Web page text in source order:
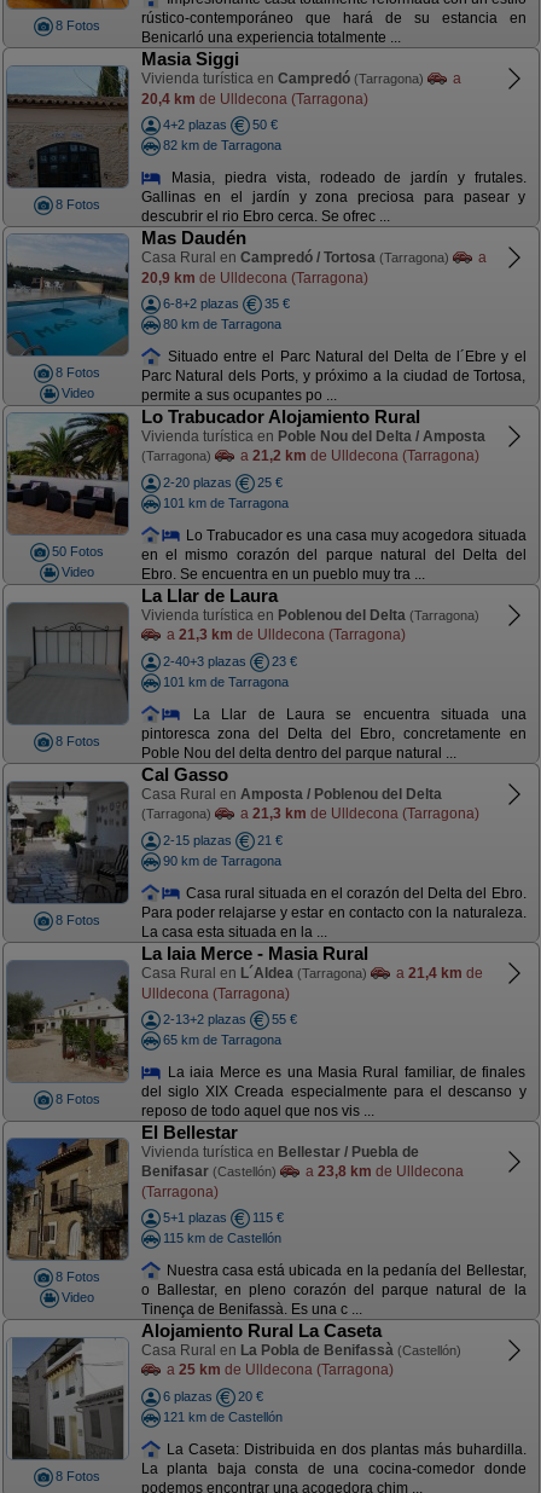
8 Fotos
rústico-contemporáneo que hará de su estancia en
Benicarló una experiencia totalmente ...
8 Fotos
Masia Siggi
Vivienda turística en Campredó (Tarragona)
a
20,4 km de Ulldecona (Tarragona)
4+2 plazas
50 €
82 km de Tarragona
Masia, piedra vista, rodeado de jardín y frutales.
Gallinas en el jardín y zona preciosa para pasear y
descubrir el rio Ebro cerca. Se ofrec ...
8 Fotos
Video
Mas Daudén
Casa Rural en Campredó / Tortosa (Tarragona)
a
20,9 km de Ulldecona (Tarragona)
6-8+2 plazas
35 €
80 km de Tarragona
Situado entre el Parc Natural del Delta de l´Ebre y el
Parc Natural dels Ports, y próximo a la ciudad de Tortosa,
permite a sus ocupantes po ...
50 Fotos
Video
Lo Trabucador Alojamiento Rural
Vivienda turística en Poble Nou del Delta / Amposta
(Tarragona) a 21,2 km de Ulldecona (Tarragona)
2-20 plazas
25 €
101 km de Tarragona
Lo Trabucador es una casa muy acogedora situada
en el mismo corazón del parque natural del Delta del
Ebro. Se encuentra en un pueblo muy tra ...
8 Fotos
La Llar de Laura
Vivienda turística en Poblenou del Delta (Tarragona)
a 21,3 km de Ulldecona (Tarragona)
2-40+3 plazas
23 €
101 km de Tarragona
La Llar de Laura se encuentra situada una
pintoresca zona del Delta del Ebro, concretamente en
Poble Nou del delta dentro del parque natural ...
8 Fotos
Cal Gasso
Casa Rural en Amposta / Poblenou del Delta
(Tarragona) a 21,3 km de Ulldecona (Tarragona)
2-15 plazas
21 €
90 km de Tarragona
Casa rural situada en el corazón del Delta del Ebro.
Para poder relajarse y estar en contacto con la naturaleza.
La casa esta situada en la ...
8 Fotos
La Iaia Merce - Masia Rural
Casa Rural en L´Aldea (Tarragona) a 21,4 km de
Ulldecona (Tarragona)
2-13+2 plazas
55 €
65 km de Tarragona
La iaia Merce es una Masia Rural familiar, de finales
del siglo XIX Creada especialmente para el descanso y
reposo de todo aquel que nos vis ...
8 Fotos
Video
El Bellestar
Vivienda turística en Bellestar / Puebla de
Benifasar (Castellón) a 23,8 km de Ulldecona
(Tarragona)
5+1 plazas
115 €
115 km de Castellón
Nuestra casa está ubicada en la pedanía del Bellestar,
o Ballestar, en pleno corazón del parque natural de la
Tinença de Benifassà. Es una c ...
8 Fotos
Alojamiento Rural La Caseta
Casa Rural en La Pobla de Benifassà (Castellón)
a 25 km de Ulldecona (Tarragona)
6 plazas
20 €
121 km de Castellón
La Caseta: Distribuida en dos plantas más buhardilla.
La planta baja consta de una cocina-comedor donde
podemos encontrar una acogedora chim ...